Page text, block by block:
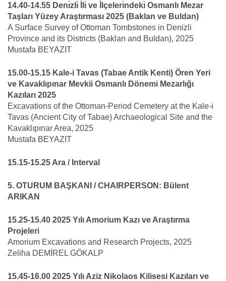
14.40-14.55 Denı̇zlı̇ İlı̇ ve İlçelerı̇ndekı̇ Osmanlı Mezar
Taşları Yüzey Araştırması 2025 (Baklan ve Buldan)
A Surface Survey of Ottoman Tombstones in Denizli
Province and its Districts (Baklan and Buldan), 2025
Mustafa BEYAZIT
15.00-15.15 Kale-i Tavas (Tabae Antik Kenti) Ören Yeri
ve Kavaklıpınar Mevkii Osmanlı Dönemi Mezarlığı
Kazıları 2025
Excavations of the Ottoman-Period Cemetery at the Kale-i
Tavas (Ancient City of Tabae) Archaeological Site and the
Kavaklıpınar Area, 2025
Mustafa BEYAZIT
15.15-15.25 Ara / Interval
5. OTURUM BAŞKANI / CHAIRPERSON: Bülent
ARIKAN
15.25-15.40 2025 Yılı Amorium Kazı ve Araştırma
Projeleri
Amorium Excavations and Research Projects, 2025
Zeliha DEMİREL GÖKALP
15.45-16.00 2025 Yılı Aziz Nikolaos Kilisesi Kazıları ve